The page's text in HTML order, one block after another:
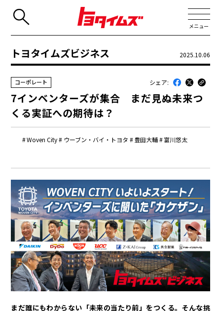
メニュー
JP
最近のトヨタ
連載
コラム
トヨタイムズニュース
トヨタイムズビジネス
トヨタイムズスポーツ
トヨタイムズPodcast
SDGs
経営
トヨタイムズビジネス 2025.10.06
Woven City ウーブン・バイ・トヨタ 豊田大輔 富川悠太
コーポレート シェア:
7インベンターズが集合 まだ見ぬ未来つ
くる実証への期待は？
まだ誰にもわからない「未来の当たり前」をつくる。そんな挑